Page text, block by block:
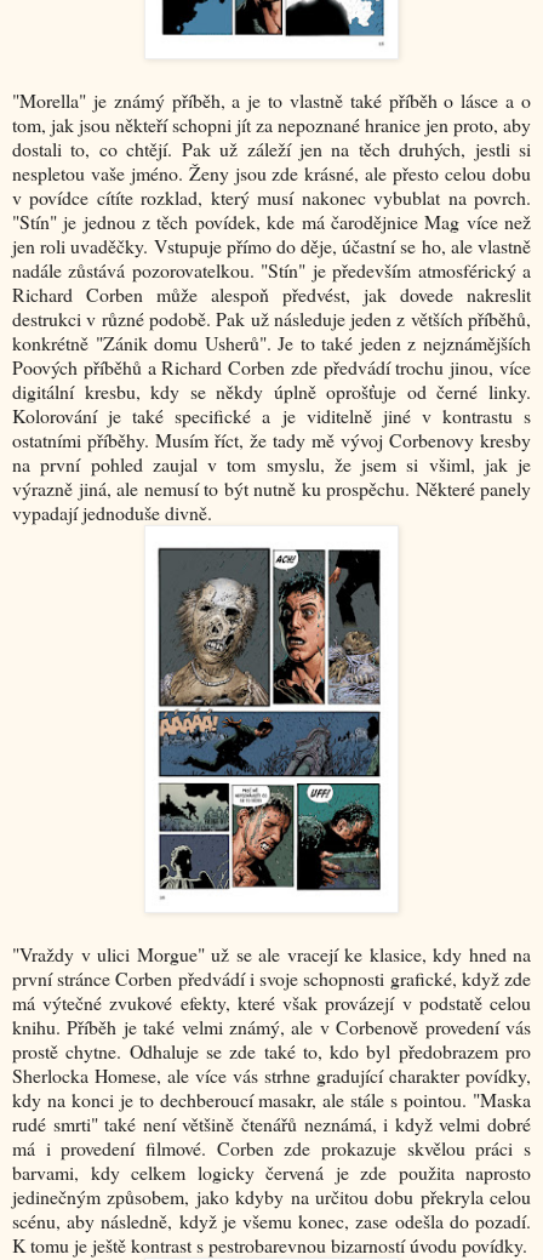
"Morella" je známý příběh, a je to vlastně také příběh o lásce a o
tom, jak jsou někteří schopni jít za nepoznané hranice jen proto, aby
dostali to, co chtějí. Pak už záleží jen na těch druhých, jestli si
nespletou vaše jméno. Ženy jsou zde krásné, ale přesto celou dobu
v povídce cítíte rozklad, který musí nakonec vybublat na povrch.
"Stín" je jednou z těch povídek, kde má čarodějnice Mag více než
jen roli uvaděčky. Vstupuje přímo do děje, účastní se ho, ale vlastně
nadále zůstává pozorovatelkou. "Stín" je především atmosférický a
Richard Corben může alespoň předvést, jak dovede nakreslit
destrukci v různé podobě. Pak už následuje jeden z větších příběhů,
konkrétně "Zánik domu Usherů". Je to také jeden z nejznámějších
Poových příběhů a Richard Corben zde předvádí trochu jinou, více
digitální kresbu, kdy se někdy úplně oprošťuje od černé linky.
Kolorování je také specifické a je viditelně jiné v kontrastu s
ostatními příběhy. Musím říct, že tady mě vývoj Corbenovy kresby
na první pohled zaujal v tom smyslu, že jsem si všiml, jak je
výrazně jiná, ale nemusí to být nutně ku prospěchu. Některé panely
vypadají jednoduše divně.
"Vraždy v ulici Morgue" už se ale vracejí ke klasice, kdy hned na
první stránce Corben předvádí i svoje schopnosti grafické, když zde
má výtečné zvukové efekty, které však provázejí v podstatě celou
knihu. Příběh je také velmi známý, ale v Corbenově provedení vás
prostě chytne. Odhaluje se zde také to, kdo byl předobrazem pro
Sherlocka Homese, ale více vás strhne gradující charakter povídky,
kdy na konci je to dechberoucí masakr, ale stále s pointou. "Maska
rudé smrti" také není většině čtenářů neznámá, i když velmi dobré
má i provedení filmové. Corben zde prokazuje skvělou práci s
barvami, kdy celkem logicky červená je zde použita naprosto
jedinečným způsobem, jako kdyby na určitou dobu překryla celou
scénu, aby následně, když je všemu konec, zase odešla do pozadí.
K tomu je ještě kontrast s pestrobarevnou bizarností úvodu povídky.